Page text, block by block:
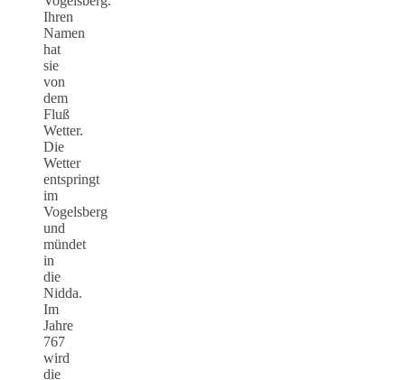
Ihren
Namen
hat
sie
von
dem
Fluß
Wetter.
Die
Wetter
entspringt
im
Vogelsberg
und
mündet
in
die
Nidda.
Im
Jahre
767
wird
die